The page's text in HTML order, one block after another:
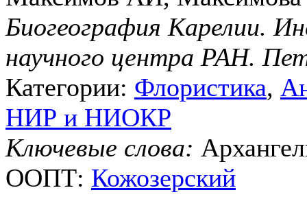
Биогеография Карелии.
научного центра РАН.
Категории: Флористика,
НИР и НИОКР
Ключевые слова:
ООПТ: Кожозерский